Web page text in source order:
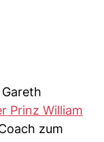
Prinz William
zum